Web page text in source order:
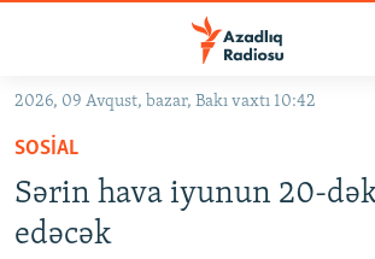
Əsas
qayıt
Əsas
naviqasiyaya
qayıt
GÜNDƏM
KORRUPSIOMETR
2026, 09 Avqust, bazar, Bakı vaxtı 10:42
SOSIAL
Sərin hava iyunun 20-
edəcək